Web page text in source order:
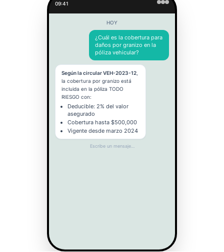
09:41
HOY
¿Cuál es la cobertura para
daños por granizo en la
póliza vehicular?
Según la circular VEH-2023-12
la cobertura por granizo está
incluida en la póliza TODO
RIESGO con:
Deducible: 2% del valor
asegurado
Cobertura hasta $500,000
Vigente desde marzo 2024
Escribe un mensaje…